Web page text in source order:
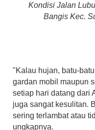
Kondisi Jalan
Bangis Kec.
"Kalau hujan, batu-
gardan mobil maupun
setiap hari datang dari
juga sangat kesulitan.
sering terlambat atau
ungkapnya.